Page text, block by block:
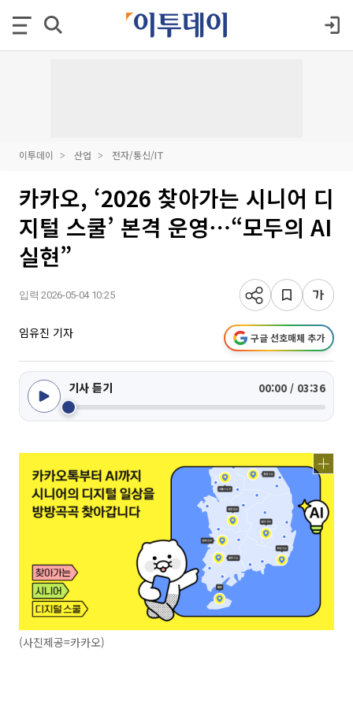
이투데이 산업 전자/통신/IT
카카오, ‘2026 찾아가는 시니어 디
지털 스쿨’ 본격 운영⋯“모두의 AI
실현”
입력 2026-05-04 10:25
임유진 기자 구글 선호매체 추가
기사 듣기 00:00 / 03:36
(사진제공=카카오)